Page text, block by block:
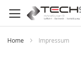
Home Impressum